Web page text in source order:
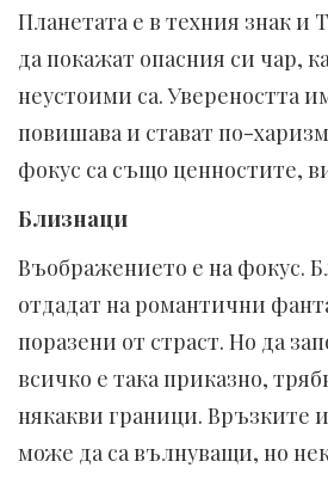
Планетата е в техния знак и
да покажат опасния си чар,
неустоими са. Увереността
повишава и стават по-
фокус са също ценностите,
Близнаци
Въображението е на фокус.
отдадат на романтични
поразени от страст. Но да
всичко е така приказно,
някакви граници. Връзките
може да са вълнуващи, но